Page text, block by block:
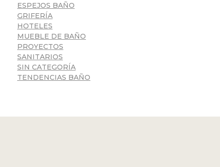
ESPEJOS BAÑO
GRIFERÍA
HOTELES
MUEBLE DE BAÑO
PROYECTOS
SANITARIOS
SIN CATEGORÍA
TENDENCIAS BAÑO